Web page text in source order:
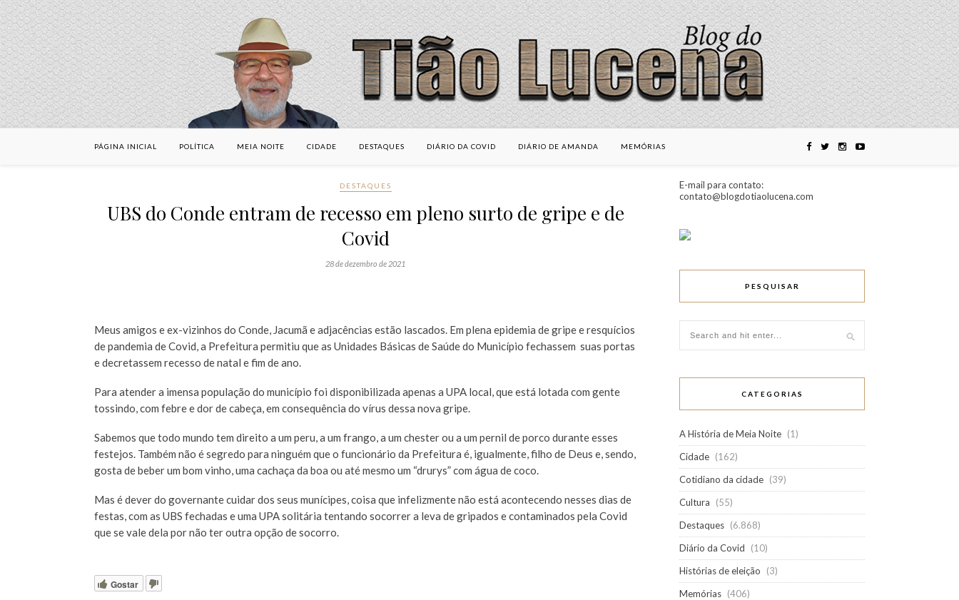
PÁGINA INICIAL POLÍTICA MEIA NOITE CIDADE DESTAQUES DIÁRIO DA COVID DIÁRIO DE AMANDA MEMÓRIAS
DESTAQUES
UBS do Conde entram de recesso em pleno surto de gripe e de
Covid
28 de dezembro de 2021
Meus amigos e ex-vizinhos do Conde, Jacumã e adjacências estão lascados. Em plena epidemia de gripe e resquícios
de pandemia de Covid, a Prefeitura permitiu que as Unidades Básicas de Saúde do Município fechassem suas portas
e decretassem recesso de natal e fim de ano.
Para atender a imensa população do município foi disponibilizada apenas a UPA local, que está lotada com gente
tossindo, com febre e dor de cabeça, em consequência do vírus dessa nova gripe.
Sabemos que todo mundo tem direito a um peru, a um frango, a um chester ou a um pernil de porco durante esses
festejos. Também não é segredo para ninguém que o funcionário da Prefeitura é, igualmente, filho de Deus e, sendo,
gosta de beber um bom vinho, uma cachaça da boa ou até mesmo um “drurys” com água de coco.
Mas é dever do governante cuidar dos seus munícipes, coisa que infelizmente não está acontecendo nesses dias de
festas, com as UBS fechadas e uma UPA solitária tentando socorrer a leva de gripados e contaminados pela Covid
que se vale dela por não ter outra opção de socorro.
Gostar
E-mail para contato:
contato@blogdotiaolucena.com
PESQUISAR
CATEGORIAS
A História de Meia Noite (1)
Cidade (162)
Cotidiano da cidade (39)
Cultura
(55)
Destaques (6.868)
Diário da Covid
(10)
Histórias de eleição
(3)
Memórias (406)